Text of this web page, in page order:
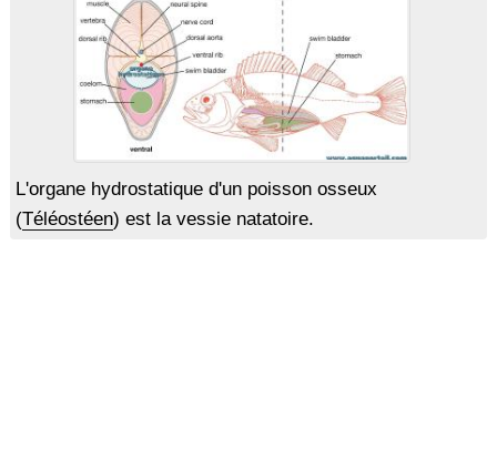
L'organe hydrostatique d'un poisson osseux
(Téléostéen) est la vessie natatoire.